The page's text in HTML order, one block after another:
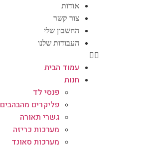
אודות
צור קשר
החשבון שלי
העבודות שלנו
עמוד הבית
חנות
פנסי לד
פליקרים מהבהבים
גשרי תאורה
מערכות כריזה
מערכות סאונד